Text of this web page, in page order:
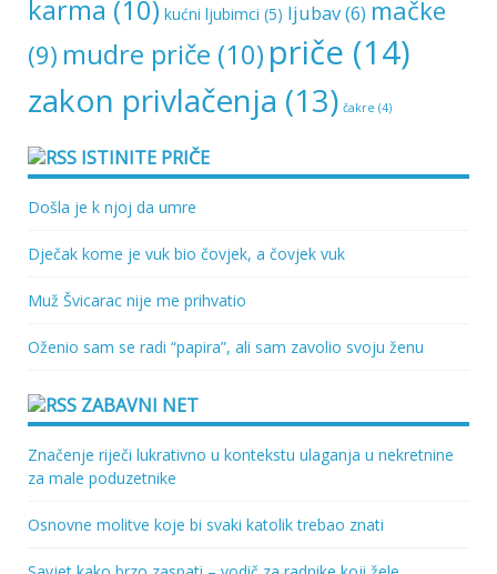
karma (10) kućni ljubimci (5) ljubav(6) mačke
(9) mudre priče (10) priče (14)
zakon privlačenja (13) čakre (4)
ISTINITE PRIČE
Došla je k njoj da umre
Dječak kome je vuk bio čovjek, a čovjek vuk
Muž Švicarac nije me prihvatio
Oženio sam se radi “papira”, ali sam zavolio svoju ženu
ZABAVNI NET
Značenje riječi lukrativno u kontekstu ulaganja u nekretnine
za male poduzetnike
Osnovne molitve koje bi svaki katolik trebao znati